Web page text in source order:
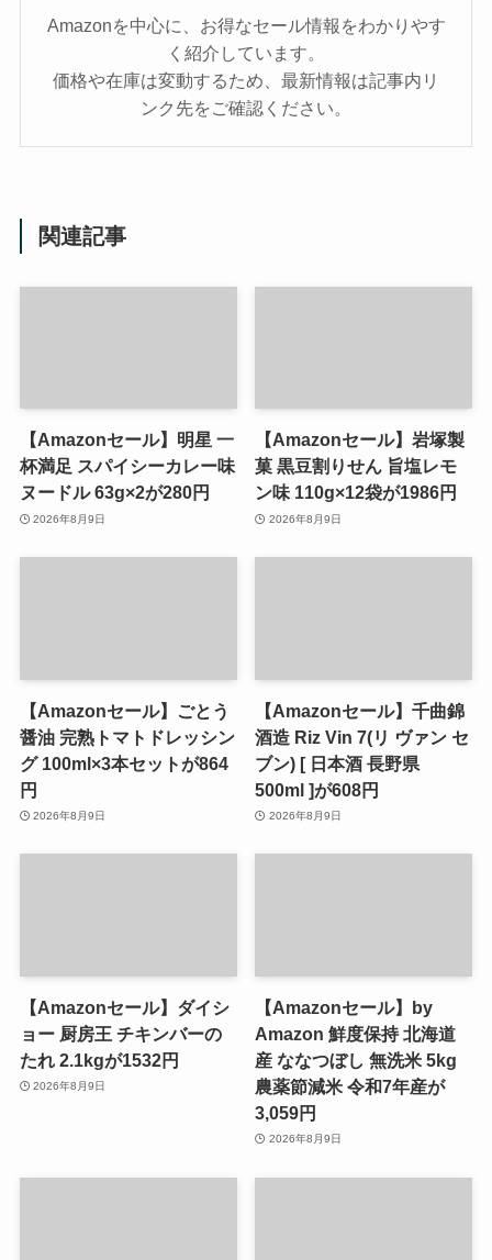
Amazonを中心に、お得なセール情報をわかりやす
く紹介しています。
価格や在庫は変動するため、最新情報は記事内リ
ンク先をご確認ください。
関連記事
【Amazonセール】明星 一
杯満足 スパイシーカレー味
ヌードル 63g×2が280円
2026年8月9日
【Amazonセール】岩塚製
菓 黒豆割りせん 旨塩レモ
ン味 110g×12袋が1986円
2026年8月9日
【Amazonセール】ごとう
醤油 完熟トマトドレッシン
グ 100ml×3本セットが864
円
2026年8月9日
【Amazonセール】千曲錦
酒造 Riz Vin 7(リ ヴァン セ
ブン) [ 日本酒 長野県
500ml ]が608円
2026年8月9日
【Amazonセール】ダイシ
ョー 厨房王 チキンバーの
たれ 2.1kgが1532円
2026年8月9日
【Amazonセール】by
Amazon 鮮度保持 北海道
産 ななつぼし 無洗米 5kg
農薬節減米 令和7年産が
3,059円
2026年8月9日